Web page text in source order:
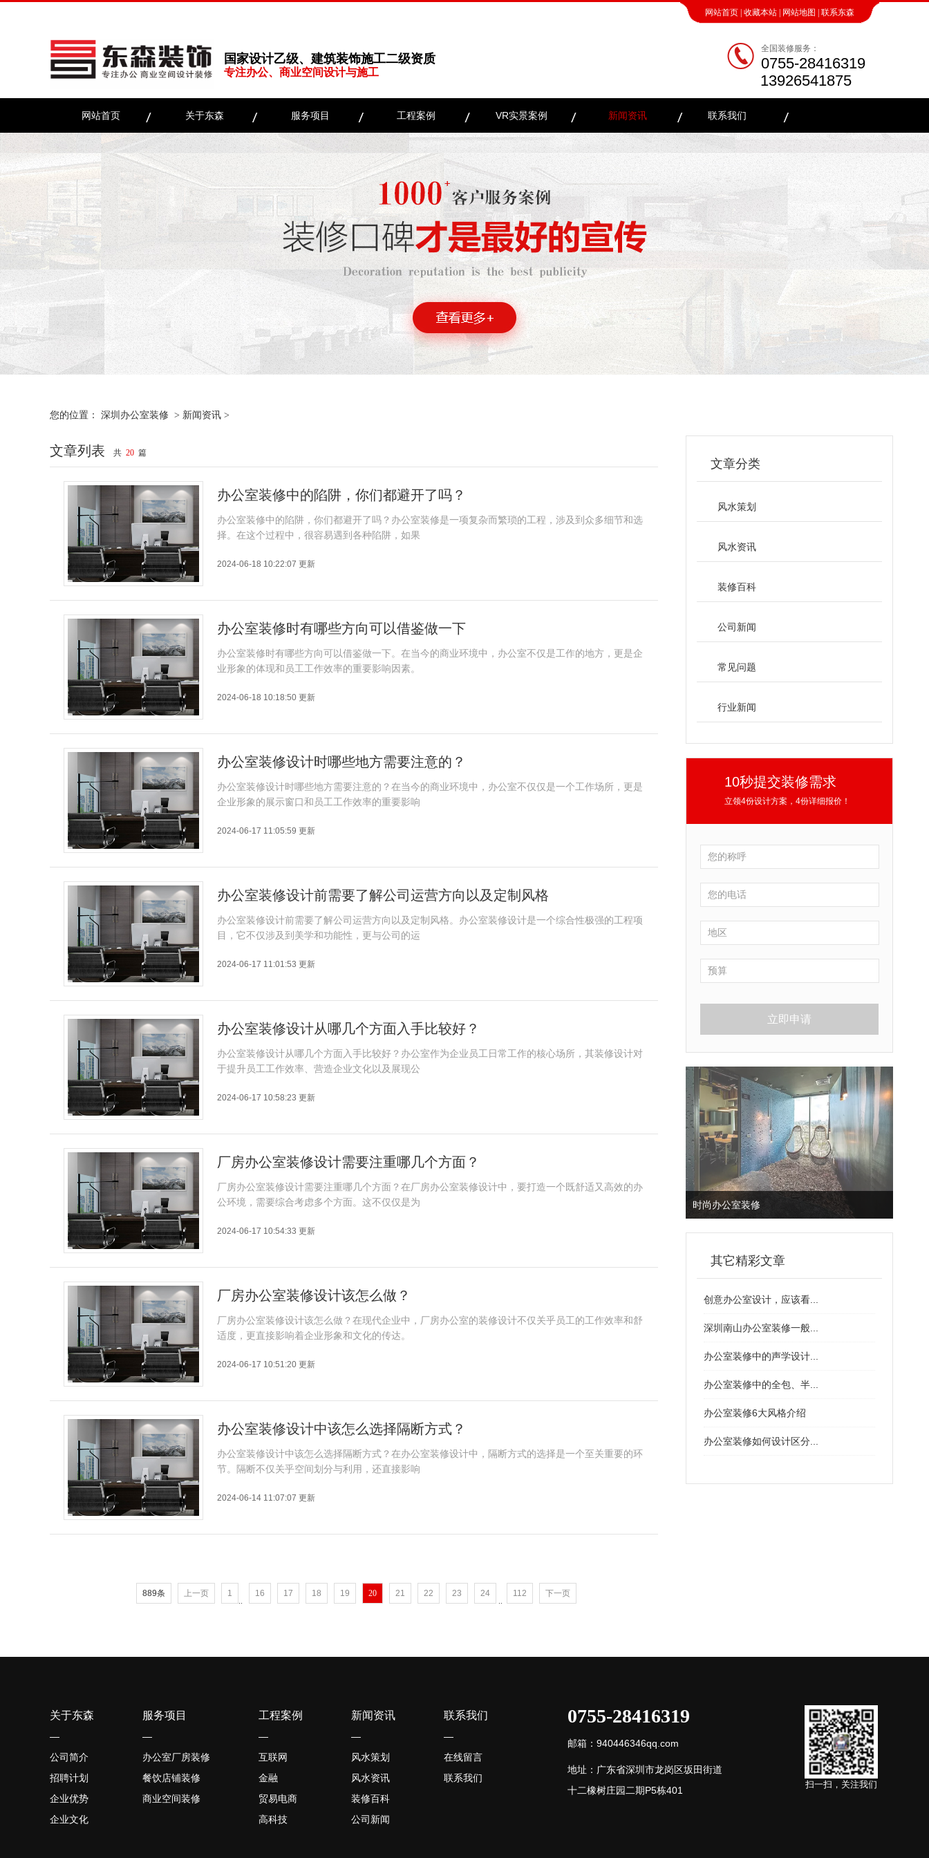
网站首页 收藏本站 网站地图 联系东森
国家设计乙级、建筑装饰施工二级资质
专注办公、商业空间设计与施工
全国装修服务：
0755-28416319
13926541875
网站首页 关于东森 服务项目 工程案例 VR实景案例 新闻资讯 联系我们
您的位置： 深圳办公室装修 > 新闻资讯 >
文章列表 共 20 篇
办公室装修中的陷阱，你们都避开了吗？
办公室装修中的陷阱，你们都避开了吗？办公室装修是一项复杂而繁琐的工程，涉及到众多细节和选
择。在这个过程中，很容易遇到各种陷阱，如果
2024-06-18 10:22:07 更新
办公室装修时有哪些方向可以借鉴做一下
办公室装修时有哪些方向可以借鉴做一下。在当今的商业环境中，办公室不仅是工作的地方，更是企
业形象的体现和员工工作效率的重要影响因素。
2024-06-18 10:18:50 更新
办公室装修设计时哪些地方需要注意的？
办公室装修设计时哪些地方需要注意的？在当今的商业环境中，办公室不仅仅是一个工作场所，更是
企业形象的展示窗口和员工工作效率的重要影响
2024-06-17 11:05:59 更新
办公室装修设计前需要了解公司运营方向以及定制风格
办公室装修设计前需要了解公司运营方向以及定制风格。办公室装修设计是一个综合性极强的工程项
目，它不仅涉及到美学和功能性，更与公司的运
2024-06-17 11:01:53 更新
办公室装修设计从哪几个方面入手比较好？
办公室装修设计从哪几个方面入手比较好？办公室作为企业员工日常工作的核心场所，其装修设计对
于提升员工工作效率、营造企业文化以及展现公
2024-06-17 10:58:23 更新
厂房办公室装修设计需要注重哪几个方面？
厂房办公室装修设计需要注重哪几个方面？在厂房办公室装修设计中，要打造一个既舒适又高效的办
公环境，需要综合考虑多个方面。这不仅仅是为
2024-06-17 10:54:33 更新
厂房办公室装修设计该怎么做？
厂房办公室装修设计该怎么做？在现代企业中，厂房办公室的装修设计不仅关乎员工的工作效率和舒
适度，更直接影响着企业形象和文化的传达。
2024-06-17 10:51:20 更新
办公室装修设计中该怎么选择隔断方式？
办公室装修设计中该怎么选择隔断方式？在办公室装修设计中，隔断方式的选择是一个至关重要的环
节。隔断不仅关乎空间划分与利用，还直接影响
2024-06-14 11:07:07 更新
889条 上一页 1
..
16 17 18 19 20 21 22 23 24
..
112 下一页
文章分类
风水策划
风水资讯
装修百科
公司新闻
常见问题
行业新闻
10秒提交装修需求
立领4份设计方案，4份详细报价！
立即申请
时尚办公室装修
其它精彩文章
创意办公室设计，应该看...
深圳南山办公室装修一般...
办公室装修中的声学设计...
办公室装修中的全包、半...
办公室装修6大风格介绍
办公室装修如何设计区分...
关于东森
—
公司简介
招聘计划
企业优势
企业文化
服务项目
—
办公室厂房装修
餐饮店铺装修
商业空间装修
工程案例
—
互联网
金融
贸易电商
高科技
新闻资讯
—
风水策划
风水资讯
装修百科
公司新闻
联系我们
—
在线留言
联系我们
0755-28416319
邮箱：940446346qq.com
地址：广东省深圳市龙岗区坂田街道
十二橡树庄园二期P5栋401
扫一扫，关注我们